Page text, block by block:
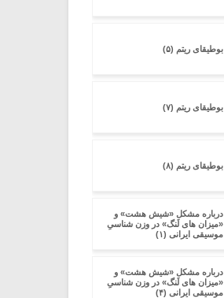
بوطیقای ریتم (۵)
بوطیقای ریتم (۷)
بوطیقای ریتم (۸)
درباره مشکل «شیش هشت» و
«میزان های لَنگ» در وزن شناسیِ
موسیقی ایرانی (۱)
درباره مشکل «شیش هشت» و
«میزان های لَنگ» در وزن شناسیِ
موسیقی ایرانی (۴)